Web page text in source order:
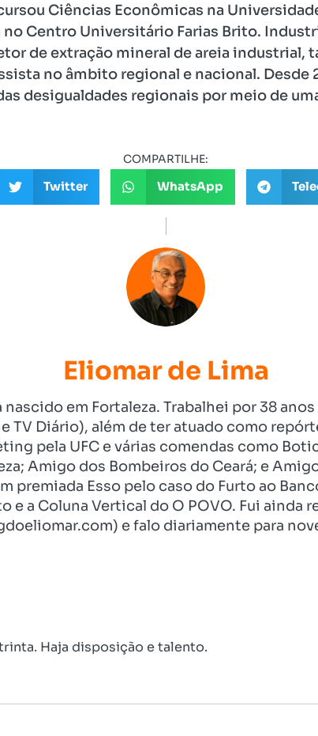
Ciências Econômicas na
Centro Universitário Farias Brito.
de extração mineral de areia industrial,
no âmbito regional e nacional. Desde
desigualdades regionais por meio de
COMPARTILHE:
Twitter WhatsApp
Eliomar de Lima
em Fortaleza. Trabalhei por 38
TV Diário), além de ter atuado como
pela UFC e várias comendas como
Amigo dos Bombeiros do Ceará; e
premiada Esso pelo caso do Furto ao
e a Coluna Vertical do O POVO. Fui ainda
e falo diariamente para
Haja disposição e talento.